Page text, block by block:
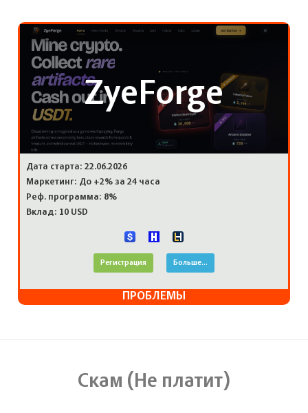
ZyeForge
Дата старта: 22.06.2026
Маркетинг: До +2% за 24 часа
Реф. программа: 8%
Вклад: 10 USD
Регистрация Больше...
ПРОБЛЕМЫ
Скам (Не платит)